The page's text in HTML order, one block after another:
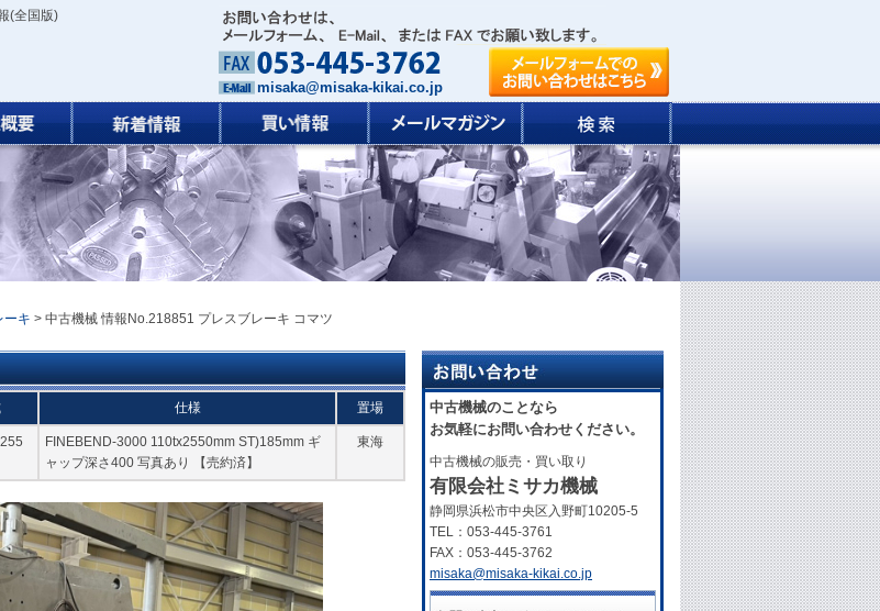
(全国版)
misaka@misaka-kikai.co.jp
ーキ > 中古機械 情報No.218851 プレスブレーキ コマツ
仕様 置場
FINEBEND-3000 110tx2550mm ST)185mm ギ
ャップ深さ400 写真あり 【売約済】
東海
中古機械のことなら
お気軽にお問い合わせください。
中古機械の販売・買い取り
有限会社ミサカ機械
静岡県浜松市中央区入野町10205-5
TEL：053-445-3761
FAX：053-445-3762
misaka@misaka-kikai.co.jp